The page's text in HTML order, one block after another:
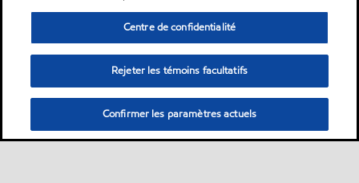
Centre de confidentialité
Rejeter les témoins facultatifs
Confirmer les paramètres actuels